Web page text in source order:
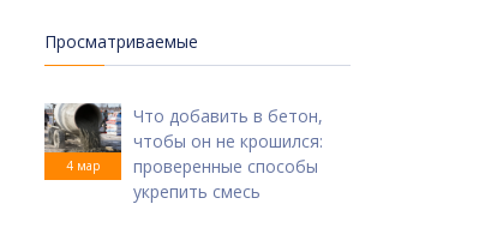
Просматриваемые
4 мар
Что добавить в бетон,
чтобы он не крошился:
проверенные способы
укрепить смесь